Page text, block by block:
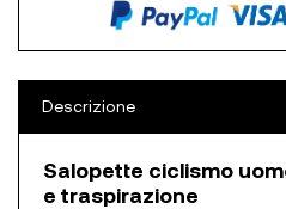
Descrizione
Salopette ciclismo
e traspirazione